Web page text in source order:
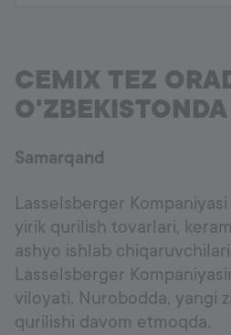
CEMIX TEZ
O'ZBEKISTONDA
Samarqand
Lasselsberger
yirik qurilish tovarlari,
ashyo ishlab
Lasselsberger
viloyati, Nurobodda, yangi
qurilishi davom etmoqda.